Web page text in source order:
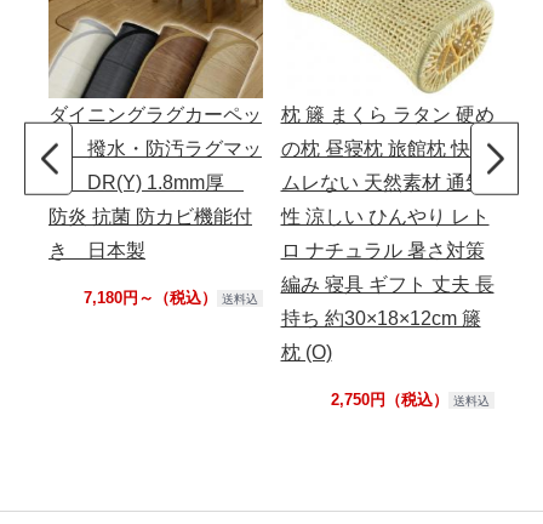
ダイニングラグカーペッ
ト 撥水・防汚ラグマッ
ト DR(Y) 1.8mm厚
防炎 抗菌 防カビ機能付
き 日本製
7,180円～（税込） 送料込
枕 籐 まくら ラタン 硬め
の枕 昼寝枕 旅館枕 快適
ムレない 天然素材 通気
性 涼しい ひんやり レト
ロ ナチュラル 暑さ対策
編み 寝具 ギフト 丈夫 長
持ち 約30×18×12cm 籐
枕 (O)
2,750円（税込） 送料込